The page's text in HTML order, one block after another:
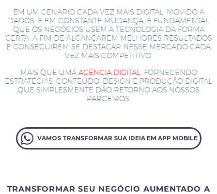
EM UM CENÁRIO CADA VEZ MAIS DIGITAL, MOVIDO A
DADOS, E EM CONSTANTE MUDANÇA, É FUNDAMENTAL
QUE OS NEGÓCIOS USEM A TECNOLOGIA DA FORMA
CERTA, A FIM DE ALCANÇAREM MELHORES RESULTADOS
E CONSEGUIREM SE DESTACAR NESSE MERCADO CADA
VEZ MAIS COMPETITIVO.
MAIS QUE UMA AGÊNCIA DIGITAL
, FORNECENDO
ESTRATÉGIAS, CONTEÚDO, DESIGN E PRODUÇÃO DIGITAL
QUE SIMPLESMENTE DÃO RETORNO AOS NOSSOS
PARCEIROS.
VAMOS TRANSFORMAR SUA IDEIA EM APP MOBILE
TRANSFORMAR SEU NEGÓCIO AUMENTADO A